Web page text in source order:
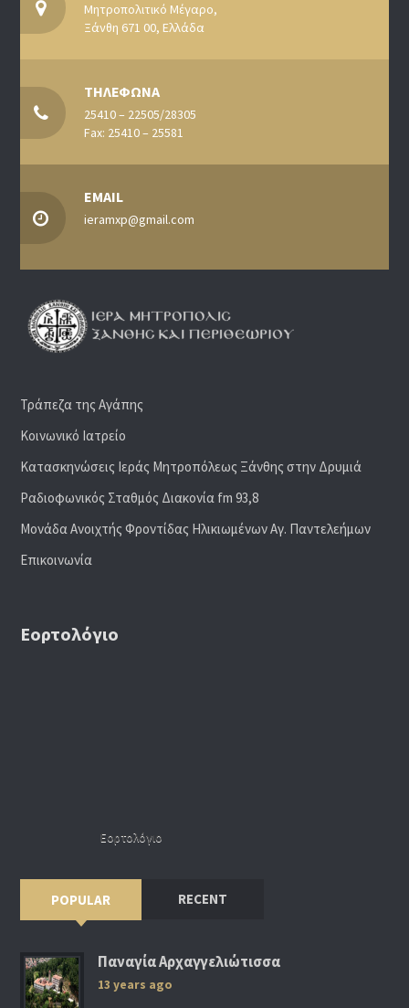
Μητροπολιτικό Μέγαρο,
Ξάνθη 671 00, Ελλάδα
ΤΗΛΕΦΩΝΑ
25410 – 22505/28305
Fax: 25410 – 25581
EMAIL
ieramxp@gmail.com
Τράπεζα της Αγάπης
Κοινωνικό Ιατρείο
Κατασκηνώσεις Ιεράς Μητροπόλεως Ξάνθης στην Δρυμιά
Ραδιoφωνικός Σταθμός Διακονία fm 93,8
Μονάδα Ανοιχτής Φροντίδας Ηλικιωμένων Αγ. Παντελεήμων
Επικοινωνία
Εορτολόγιο
Εορτολόγιο
POPULAR RECENT
Παναγία Αρχαγγελιώτισσα
13 years ago